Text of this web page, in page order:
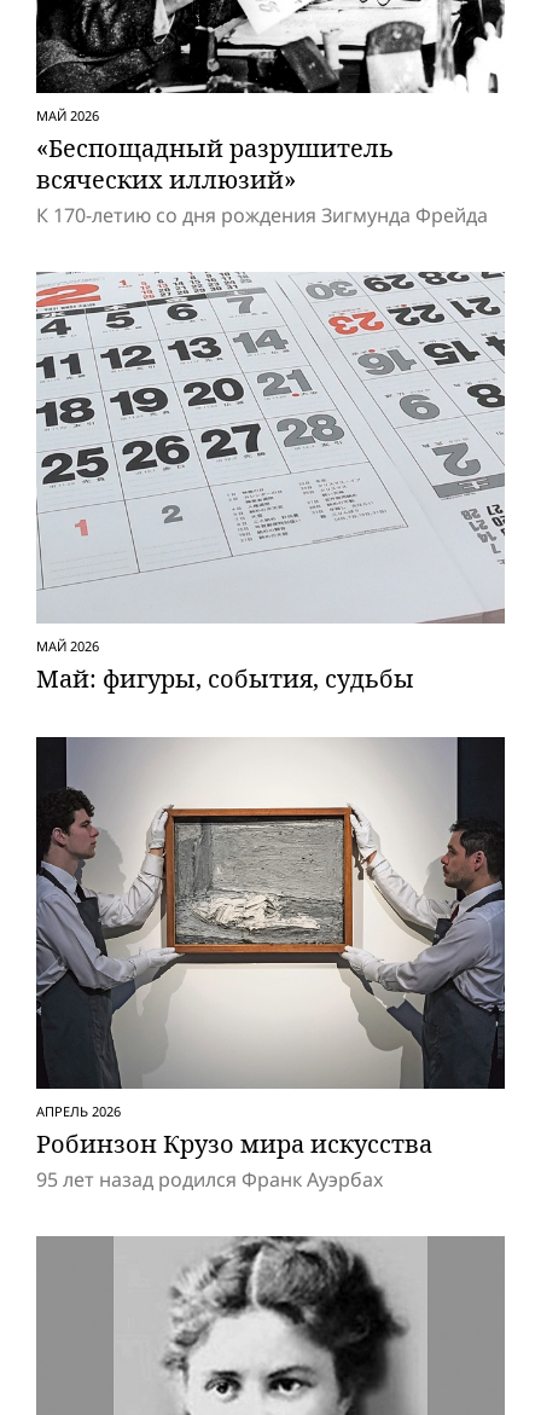
МАЙ 2026
«Беспощадный разрушитель
всяческих иллюзий»
К 170-летию со дня рождения Зигмунда Фрейда
МАЙ 2026
Май: фигуры, события, судьбы
АПРЕЛЬ 2026
Робинзон Крузо мира искусства
95 лет назад родился Франк Ауэрбах